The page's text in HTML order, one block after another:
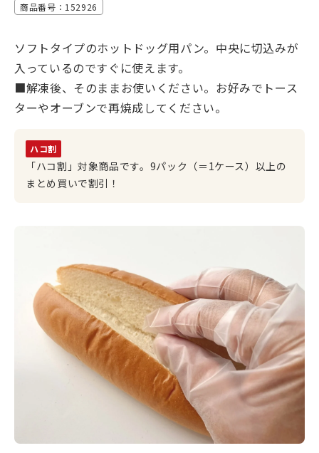
商品番号：152926
ソフトタイプのホットドッグ用パン。中央に切込みが
入っているのですぐに使えます。
■解凍後、そのままお使いください。お好みでトース
ターやオーブンで再焼成してください。
ハコ割
「ハコ割」対象商品です。9パック（＝1ケース）以上の
まとめ買いで割引！